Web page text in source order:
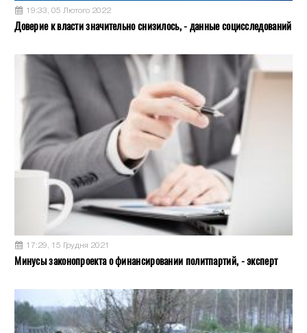
19:33, 05 Лютого 2022
Доверие к власти значительно снизилось, - данные социсследований
17:29, 15 Грудня 2021
Минусы законопроекта о финансировании политпартий, - эксперт